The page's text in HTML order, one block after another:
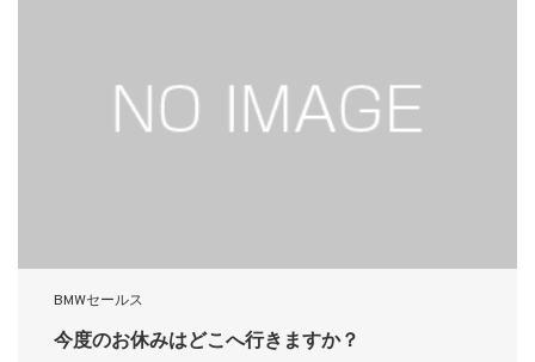
BMWセールス
今度のお休みはどこへ行きますか？